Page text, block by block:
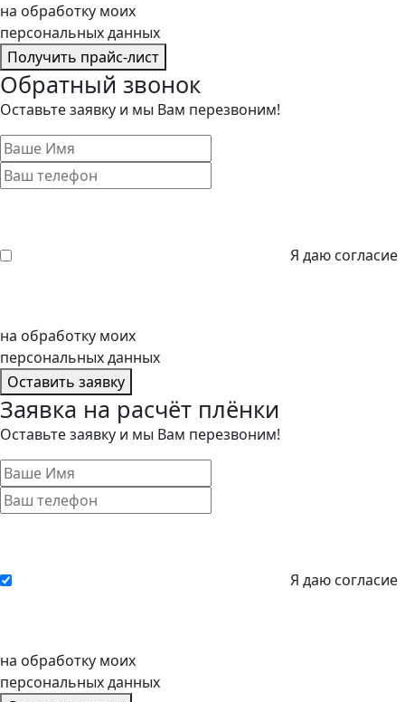
на обработку моих
персональных данных
Получить прайс-лист
Обратный звонок
Оставьте заявку и мы Вам перезвоним!
Я даю согласие
на обработку моих
персональных данных
Оставить заявку
Заявка на расчёт плёнки
Оставьте заявку и мы Вам перезвоним!
Я даю согласие
на обработку моих
персональных данных